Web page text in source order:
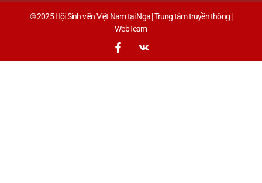
© 2025 Hội Sinh viên Việt Nam tại Nga | Trung tâm truyền thông |
WebTeam